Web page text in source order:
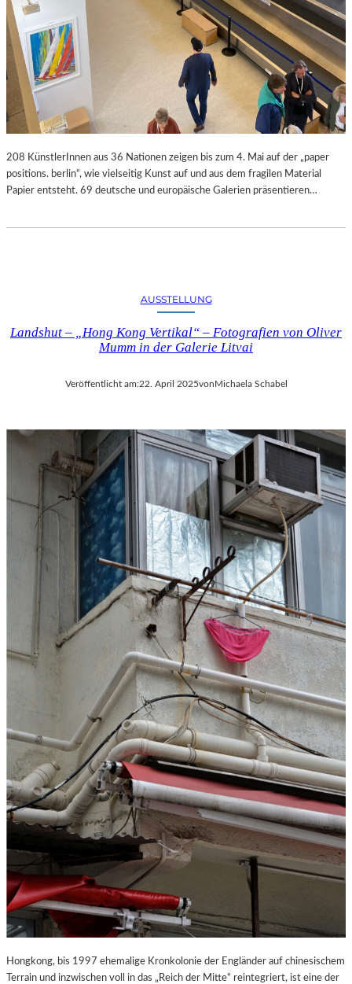
208 KünstlerInnen aus 36 Nationen zeigen bis zum 4. Mai auf der „paper
positions. berlin“, wie vielseitig Kunst auf und aus dem fragilen Material
Papier entsteht. 69 deutsche und europäische Galerien präsentieren…
AUSSTELLUNG
Landshut – „Hong Kong Vertikal“ – Fotografien von Oliver
Mumm in der Galerie Litvai
Veröffentlicht am:22. April 2025vonMichaela Schabel
Hongkong, bis 1997 ehemalige Kronkolonie der Engländer auf chinesischem
Terrain und inzwischen voll in das „Reich der Mitte“ reintegriert, ist eine der